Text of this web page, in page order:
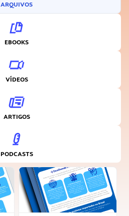
ARQUIVOS
EBOOKS
VÍDEOS
ARTIGOS
PODCASTS